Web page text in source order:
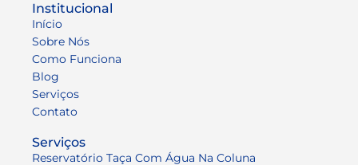
Institucional
Início
Sobre Nós
Como Funciona
Blog
Serviços
Contato
Serviços
Reservatório Taça Com Água Na Coluna